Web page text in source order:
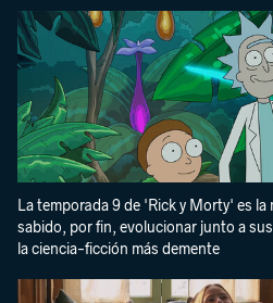
La temporada 9 de 'Rick y Morty' es
sabido, por fin, evolucionar junto a
la ciencia-ficción más demente